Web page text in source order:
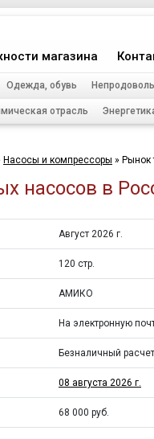
магазина
Одежда, обувь
отрасль
Насосы и компрессоры » Рынок
насосов в
Август 2026 г.
120 стр.
АМИКО
На электронную
Безналичный
08 августа 2026 г.
68 000 руб.